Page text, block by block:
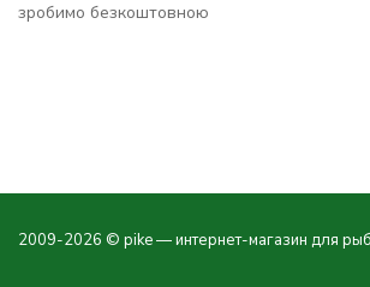
зробимо безкоштовною
2009-2026 © pike — интернет-магазин для